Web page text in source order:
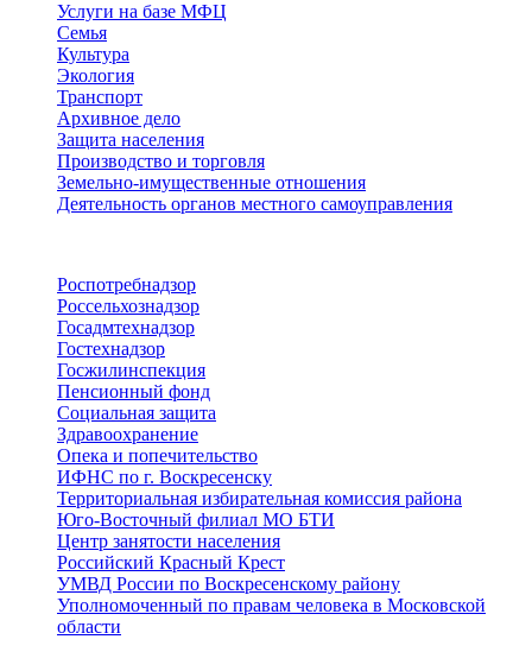
Услуги на базе МФЦ
Семья
Культура
Экология
Транспорт
Архивное дело
Защита населения
Производство и торговля
Земельно-имущественные отношения
Деятельность органов местного самоуправления
Роспотребнадзор
Россельхознадзор
Госадмтехнадзор
Гостехнадзор
Госжилинспекция
Пенсионный фонд
Социальная защита
Здравоохранение
Опека и попечительство
ИФНС по г. Воскресенску
Территориальная избирательная комиссия района
Юго-Восточный филиал МО БТИ
Центр занятости населения
Российский Красный Крест
УМВД России по Воскресенскому району
Уполномоченный по правам человека в Московской
области